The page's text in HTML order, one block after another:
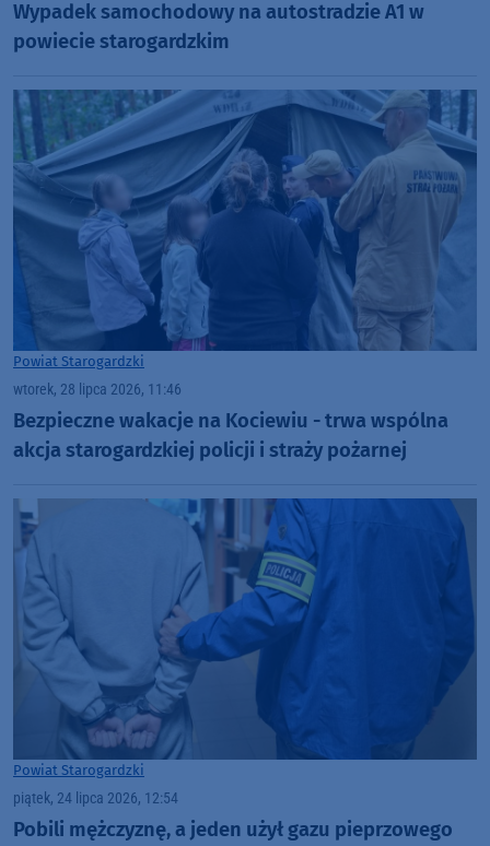
Wypadek samochodowy na autostradzie A1 w
powiecie starogardzkim
Powiat Starogardzki
wtorek, 28 lipca 2026, 11:46
Bezpieczne wakacje na Kociewiu - trwa wspólna
akcja starogardzkiej policji i straży pożarnej
Powiat Starogardzki
piątek, 24 lipca 2026, 12:54
Pobili mężczyznę, a jeden użył gazu pieprzowego